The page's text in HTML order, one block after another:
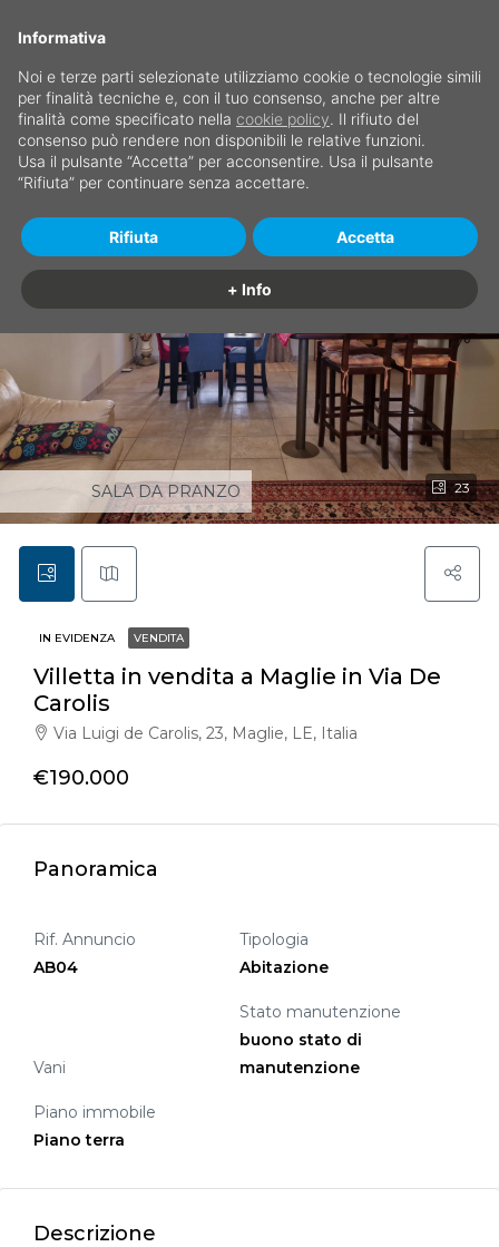
23
SALA DA PRANZO
IN EVIDENZA VENDITA
Villetta in vendita a Maglie in Via De
Carolis
Via Luigi de Carolis, 23, Maglie, LE, Italia
€190.000
Panoramica
Rif. Annuncio
AB04
Tipologia
Abitazione
Vani
Stato manutenzione
buono stato di
manutenzione
Piano immobile
Piano terra
Descrizione
Informativa
Noi e terze parti selezionate utilizziamo cookie o tecnologie simili
per finalità tecniche e, con il tuo consenso, anche per altre
finalità come specificato nella cookie policy. Il rifiuto del
consenso può rendere non disponibili le relative funzioni.
Usa il pulsante “Accetta” per acconsentire. Usa il pulsante
“Rifiuta” per continuare senza accettare.
+ Info
Rifiuta Accetta